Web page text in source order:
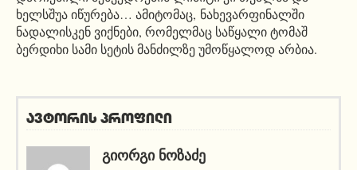
ხელსშუა იწურება… ამიტომაც, ნახევარფინალში
ნადალისკენ ვიქნები, რომელმაც საწყალი ტომაშ
ბერდიხი სამი სეტის მანძილზე უმოწყალოდ არბია.
ავტორის პროფილი
ᲒᲘᲝᲠᲒᲘ ᲜᲝᲖᲐᲫᲔ